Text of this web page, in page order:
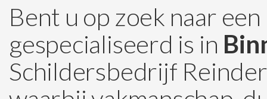
Bent u op zoek naar
gespecialiseerd is in
Schildersbedrijf